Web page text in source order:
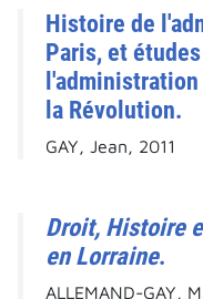
Histoire de
Paris, et
la Révolution.
GAY, Jean, 2011
Droit, Histoire
en Lorraine.
ALLEMAND-GAY,